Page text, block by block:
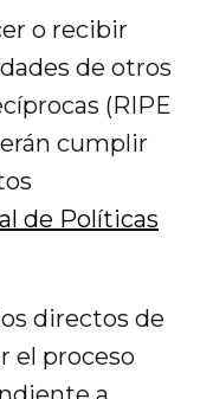
o recibir
de otros
(RIPE
cumplir
de Políticas
directos de
el proceso